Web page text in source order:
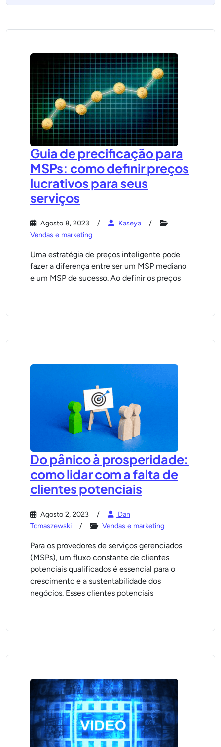
Guia de precificação para
MSPs: como definir preços
lucrativos para seus
serviços
Agosto 8, 2023
Kaseya
Vendas e marketing
Uma estratégia de preços inteligente pode
fazer a diferença entre ser um MSP mediano
e um MSP de sucesso. Ao definir os preços
Do pânico à prosperidade:
como lidar com a falta de
clientes potenciais
Agosto 2, 2023
Dan
Tomaszewski
Vendas e marketing
Para os provedores de serviços gerenciados
(MSPs), um fluxo constante de clientes
potenciais qualificados é essencial para o
crescimento e a sustentabilidade dos
negócios. Esses clientes potenciais